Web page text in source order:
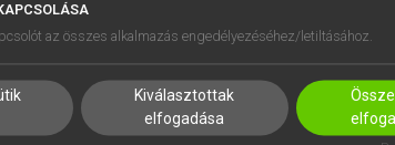
SÚGÓ
RÓLUNK
SÜTI BEÁLLÍTÁSOK
az összes alkalmazás engedélyezéséhez/letiltásához.
Kiválasztottak
elfogadása